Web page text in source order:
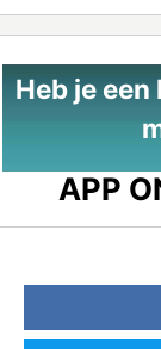
Heb je
APP